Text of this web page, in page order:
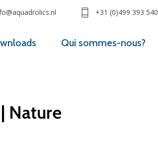
Qui sommes-nous?
+31 (0)499 393 540
Nature